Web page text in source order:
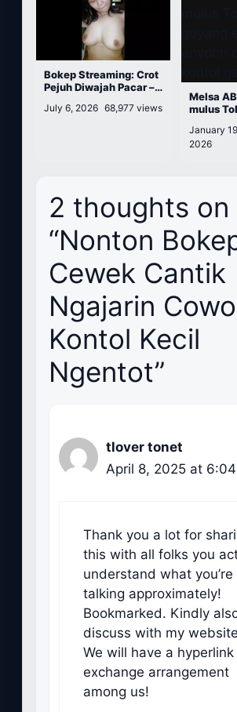
Bokep Streaming: Crot
Pejuh Diwajah Pacar –
Gratis
July 6, 2026 68,977 views
Melsa
mulus
di atas
January
2026
2 thoughts on
“Nonton
Cewek Cantik
Ngajarin
Kontol Kecil
Ngentot”
tlover tonet
April 8, 2025 at
Thank you a lot for
this with all folks you
understand what you’re
talking approximately!
Bookmarked. Kindly
discuss with my
We will have a hyperlink
exchange arrangement
among us!